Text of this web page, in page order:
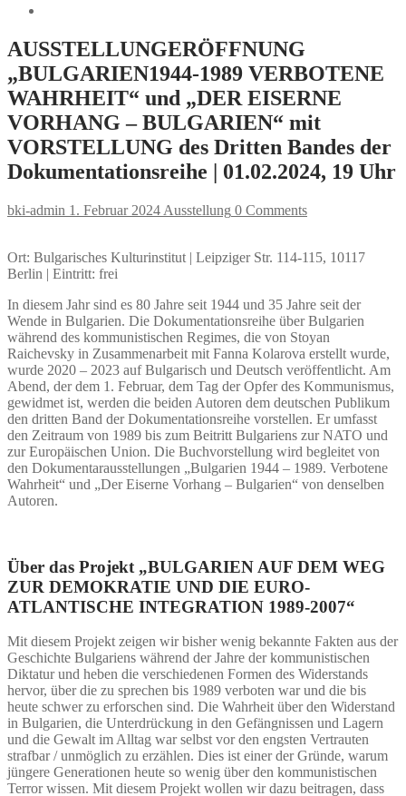
AUSSTELLUNGERÖFFNUNG
„BULGARIEN1944-1989 VERBOTENE
WAHRHEIT“ und „DER EISERNE
VORHANG – BULGARIEN“ mit
VORSTELLUNG des Dritten Bandes der
Dokumentationsreihe | 01.02.2024, 19 Uhr
bki-admin 1. Februar 2024 Ausstellung 0 Comments
Ort: Bulgarisches Kulturinstitut | Leipziger Str. 114-115, 10117
Berlin | Eintritt: frei
In diesem Jahr sind es 80 Jahre seit 1944 und 35 Jahre seit der
Wende in Bulgarien. Die Dokumentationsreihe über Bulgarien
während des kommunistischen Regimes, die von Stoyan
Raichevsky in Zusammenarbeit mit Fanna Kolarova erstellt wurde,
wurde 2020 – 2023 auf Bulgarisch und Deutsch veröffentlicht. Am
Abend, der dem 1. Februar, dem Tag der Opfer des Kommunismus,
gewidmet ist, werden die beiden Autoren dem deutschen Publikum
den dritten Band der Dokumentationsreihe vorstellen. Er umfasst
den Zeitraum von 1989 bis zum Beitritt Bulgariens zur NATO und
zur Europäischen Union. Die Buchvorstellung wird begleitet von
den Dokumentarausstellungen „Bulgarien 1944 – 1989. Verbotene
Wahrheit“ und „Der Eiserne Vorhang – Bulgarien“ von denselben
Autoren.
Über das Projekt „BULGARIEN AUF DEM WEG
ZUR DEMOKRATIE UND DIE EURO-
ATLANTISCHE INTEGRATION 1989-2007“
Mit diesem Projekt zeigen wir bisher wenig bekannte Fakten aus der
Geschichte Bulgariens während der Jahre der kommunistischen
Diktatur und heben die verschiedenen Formen des Widerstands
hervor, über die zu sprechen bis 1989 verboten war und die bis
heute schwer zu erforschen sind. Die Wahrheit über den Widerstand
in Bulgarien, die Unterdrückung in den Gefängnissen und Lagern
und die Gewalt im Alltag war selbst vor den engsten Vertrauten
strafbar / unmöglich zu erzählen. Dies ist einer der Gründe, warum
jüngere Generationen heute so wenig über den kommunistischen
Terror wissen. Mit diesem Projekt wollen wir dazu beitragen, dass